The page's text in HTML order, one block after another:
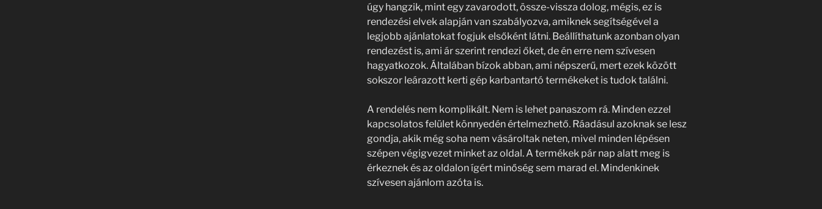
úgy hangzik, mint egy zavarodott, össze-vissza dolog, mégis, ez is
rendezési elvek alapján van szabályozva, amiknek segítségével a
legjobb ajánlatokat fogjuk elsőként látni. Beállíthatunk azonban olyan
rendezést is, ami ár szerint rendezi őket, de én erre nem szívesen
hagyatkozok. Általában bízok abban, ami népszerű, mert ezek között
sokszor leárazott kerti gép karbantartó termékeket is tudok találni.
A rendelés nem komplikált. Nem is lehet panaszom rá. Minden ezzel
kapcsolatos felület könnyedén értelmezhető. Ráadásul azoknak se lesz
gondja, akik még soha nem vásároltak neten, mivel minden lépésen
szépen végigvezet minket az oldal. A termékek pár nap alatt meg is
érkeznek és az oldalon ígért minőség sem marad el. Mindenkinek
szívesen ajánlom azóta is.